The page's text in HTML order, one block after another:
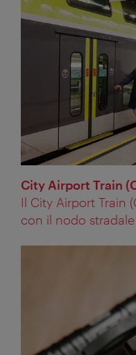
City Airport Train
Il City Airport Train
con il nodo stradale